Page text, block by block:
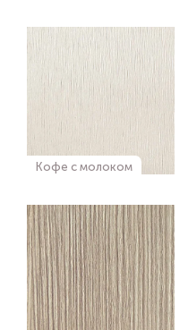
Кофе с молоком